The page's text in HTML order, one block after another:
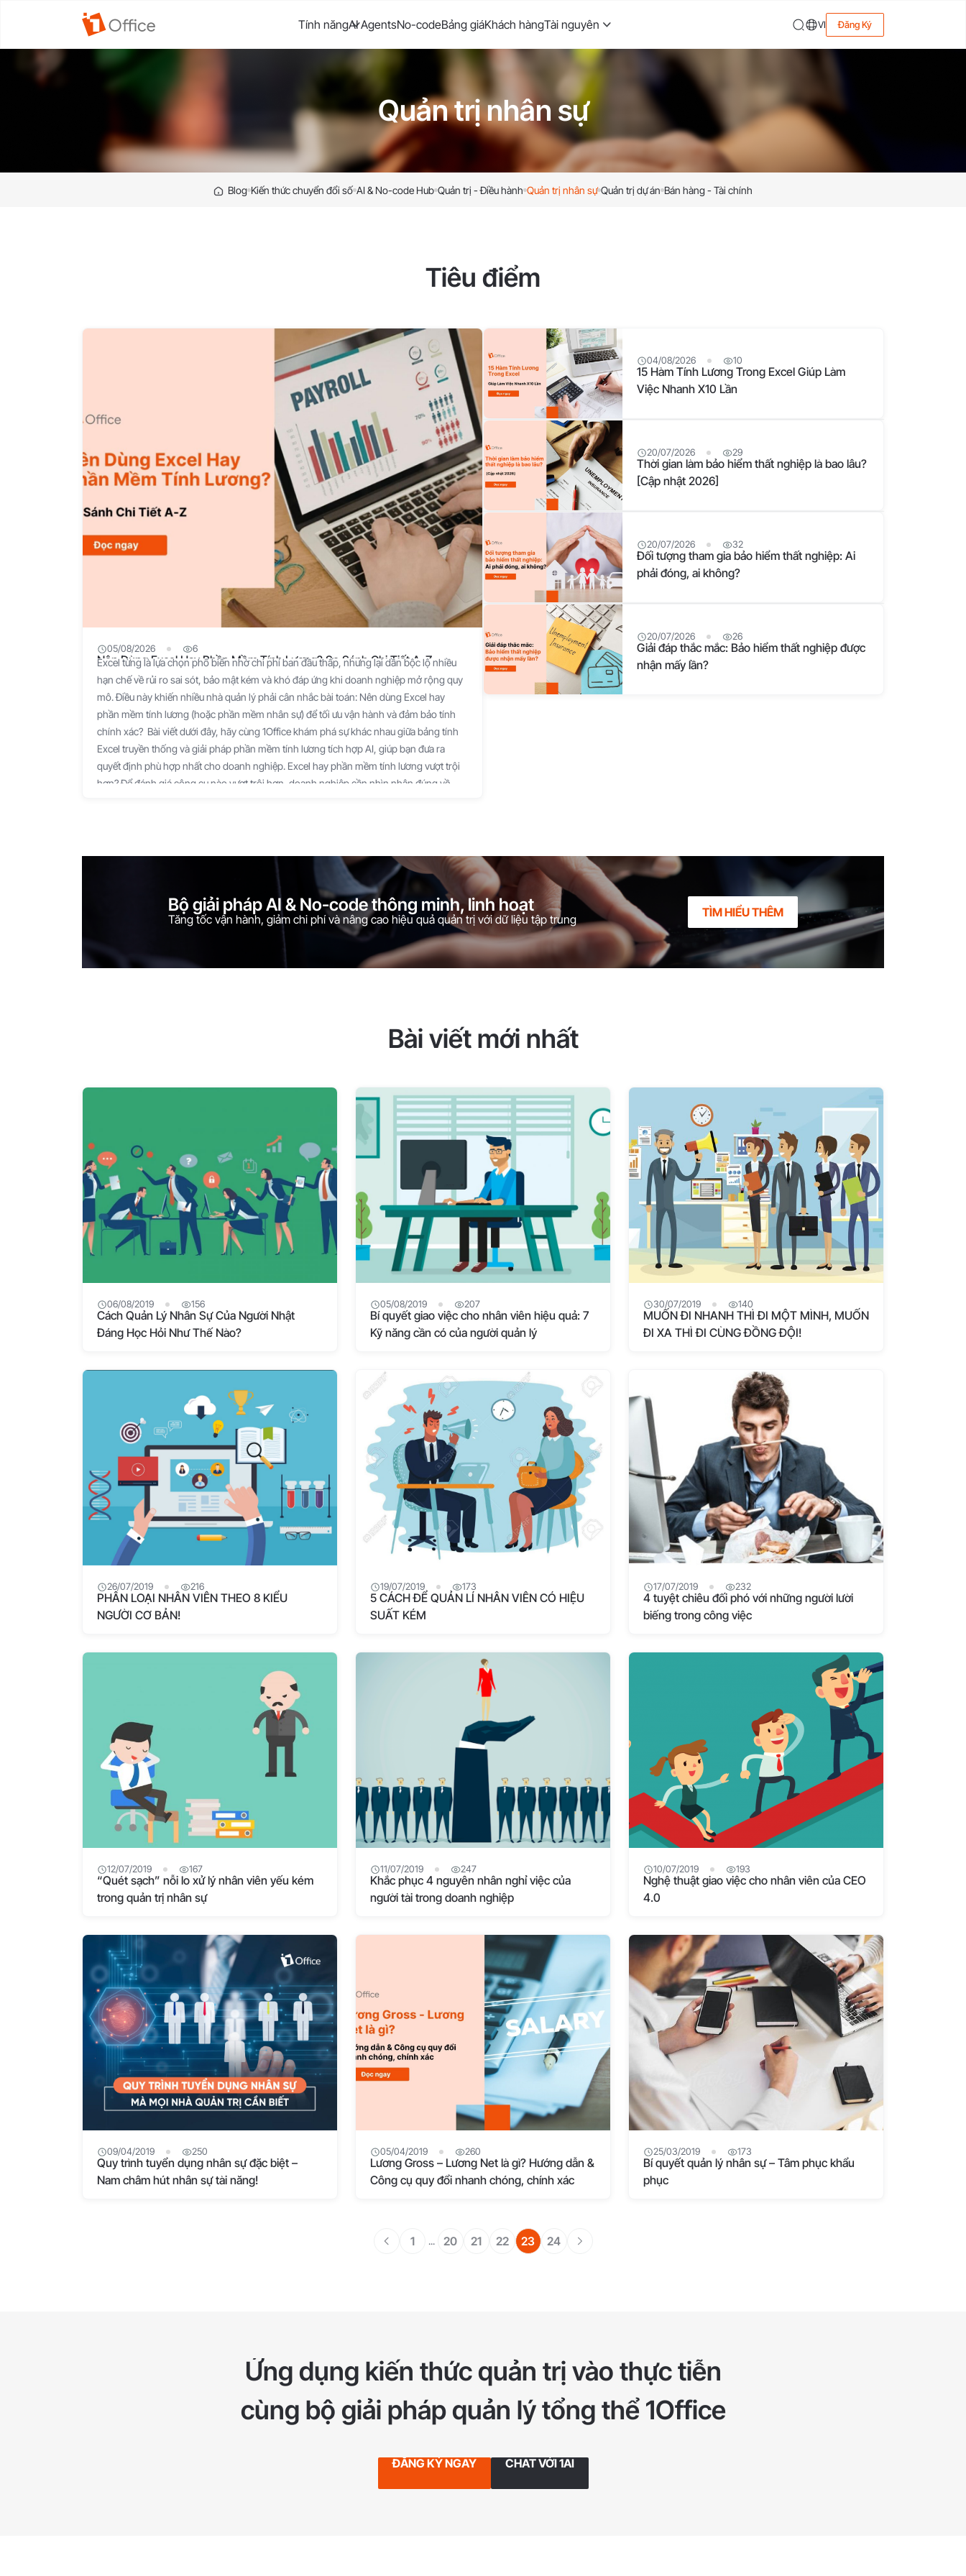
Tính năngAI AgentsNo-codeBảng giáKhách hàngTài nguyên VI Đăng Ký
Quản trị nhân sự
Blog Kiến thức chuyển đổi số AI & No-code Hub Quản trị - Điều hành Quản trị nhân sự Quản trị dự án Bán hàng - Tài chính
Tiêu điểm
05/08/2026 6
Nên Dùng Excel Hay Phần Mềm Tính Lương? So Sánh Chi Tiết A-Z
Excel từng là lựa chọn phổ biến nhờ chi phí ban đầu thấp, nhưng lại dần bộc lộ nhiều
hạn chế về rủi ro sai sót, bảo mật kém và khó đáp ứng khi doanh nghiệp mở rộng quy
mô. Điều này khiến nhiều nhà quản lý phải cân nhắc bài toán: Nên dùng Excel hay
phần mềm tính lương (hoặc phần mềm nhân sự) để tối ưu vận hành và đảm bảo tính
chính xác? Bài viết dưới đây, hãy cùng 1Office khám phá sự khác nhau giữa bảng tính
Excel truyền thống và giải pháp phần mềm tính lương tích hợp AI, giúp bạn đưa ra
quyết định phù hợp nhất cho doanh nghiệp. Excel hay phần mềm tính lương vượt trội
hơn? Để đánh giá công cụ nào vượt trội hơn, doanh nghiệp cần nhìn nhận đúng về
sánh chi tiết trên các tiêu chí quan trọng: Tiêu chí so sánh Tính lương bằng Excel Phần
mềm tính lương (AI/Cloud) Công cụ vượt trội Chi phí ban đầu Miễn phí (đã có sẵn trong
bộ Office), không mất phí bản quyền hàng tháng. Trả phí theo dạng thuê bao (SaaS)
dựa trên số lượng nhân sự/tháng. Excel (Tối ưu ngắn hạn) Tốc độ & Tự động hóa Chậm
(Mất 2 - 5 ngày/kỳ lương). Phải copy-paste dữ liệu chấm công, đơn phép thủ công.
Nhanh (Mất 15
04/08/2026 10
15 Hàm Tính Lương Trong Excel Giúp Làm
Việc Nhanh X10 Lần
20/07/2026 29
Thời gian làm bảo hiểm thất nghiệp là bao lâu?
[Cập nhật 2026]
20/07/2026 32
Đối tượng tham gia bảo hiểm thất nghiệp: Ai
phải đóng, ai không?
20/07/2026 26
Giải đáp thắc mắc: Bảo hiểm thất nghiệp được
nhận mấy lần?
Bộ giải pháp AI & No-code thông minh, linh hoạt
Tăng tốc vận hành, giảm chi phí và nâng cao hiệu quả quản trị với dữ liệu tập trung TÌM HIỂU THÊM
Bài viết mới nhất
06/08/2019 156
Cách Quản Lý Nhân Sự Của Người Nhật
Đáng Học Hỏi Như Thế Nào?
05/08/2019 207
Bí quyết giao việc cho nhân viên hiệu quả: 7
Kỹ năng cần có của người quản lý
30/07/2019 140
MUỐN ĐI NHANH THÌ ĐI MỘT MÌNH, MUỐN
ĐI XA THÌ ĐI CÙNG ĐỒNG ĐỘI!
26/07/2019 216
PHÂN LOẠI NHÂN VIÊN THEO 8 KIỂU
NGƯỜI CƠ BẢN!
19/07/2019 173
5 CÁCH ĐỂ QUẢN LÍ NHÂN VIÊN CÓ HIỆU
SUẤT KÉM
17/07/2019 232
4 tuyệt chiêu đối phó với những người lười
biếng trong công việc
12/07/2019 167
“Quét sạch” nỗi lo xử lý nhân viên yếu kém
trong quản trị nhân sự
11/07/2019 247
Khắc phục 4 nguyên nhân nghỉ việc của
người tài trong doanh nghiệp
10/07/2019 193
Nghệ thuật giao việc cho nhân viên của CEO
4.0
09/04/2019 250
Quy trình tuyển dụng nhân sự đặc biệt –
Nam châm hút nhân sự tài năng!
05/04/2019 260
Lương Gross – Lương Net là gì? Hướng dẫn &
Công cụ quy đổi nhanh chóng, chính xác
25/03/2019 173
Bí quyết quản lý nhân sự – Tâm phục khẩu
phục
1 ... 20 21 22 23 24
Ứng dụng kiến thức quản trị vào thực tiễn
cùng bộ giải pháp quản lý tổng thể 1Office
ĐĂNG KÝ NGAY CHAT VỚI 1AI